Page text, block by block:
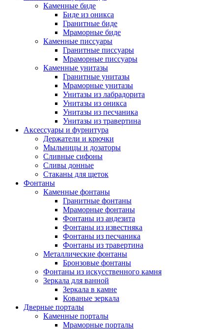
Каменные биде
Биде из оникса
Гранитные биде
Мраморные биде
Каменные писсуары
Гранитные писсуары
Мраморные писсуары
Каменные унитазы
Гранитные унитазы
Мраморные унитазы
Унитазы из лабрадорита
Унитазы из оникса
Унитазы из песчаника
Унитазы из травертина
Аксессуары и фурнитура
Держатели и крючки
Мыльницы и дозаторы
Сливные сифоны
Сливы донные
Стаканы для щеток
Фонтаны
Каменные фонтаны
Гранитные фонтаны
Мраморные фонтаны
Фонтаны из андезита
Фонтаны из известняка
Фонтаны из песчаника
Фонтаны из травертина
Металлические фонтаны
Бронзовые фонтаны
Фонтаны из искусственного камня
Зеркала для ванной
Зеркала в камне
Кованые зеркала
Дверные порталы
Каменные порталы
Мраморные порталы